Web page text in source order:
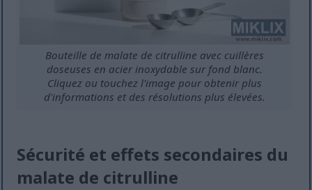
Bouteille de malate de citrulline avec cuillères
doseuses en acier inoxydable sur fond blanc.
Cliquez ou touchez l'image pour obtenir plus
d'informations et des résolutions plus élevées.
Sécurité et effets secondaires du
malate de citrulline